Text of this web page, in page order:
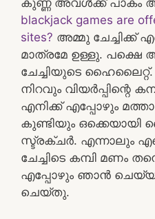
കുണ്ണ അവൾക്ക് പാകം
blackjack games are
sites? അമ്മു ചേച്ചിക്ക്
മാത്രമേ ഉള്ളു.
ചേച്ചിയുടെ
നിറവും വിയർപ്പിന്റെ
എനിക്ക് എപ്പോഴും
കുണ്ടിയും
സ്ട്രക്ചർ. എന്നാലും
ചേച്ചിടെ കമ്പി
എപ്പോഴും ഞാൻ
ചെയ്തു.